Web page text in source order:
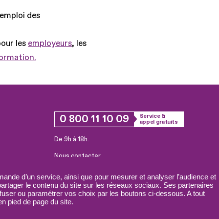
d’un service, ainsi que pour mesurer et analyser l’audience et
le contenu du site sur les réseaux sociaux. Ses partenaires
ou paramétrer vos choix par les boutons ci-dessous. A tout
pied de page du site.
des
les employeurs, les
0 800 11 10 09
Service &
appel gratuits
De 9h à 18h.
Nous contacter